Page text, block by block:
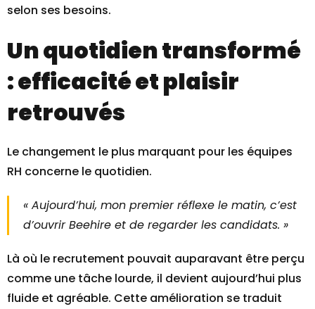
selon ses besoins.
Un quotidien transformé
: efficacité et plaisir
retrouvés
Le changement le plus marquant pour les équipes
RH concerne le quotidien.
« Aujourd’hui, mon premier réflexe le matin, c’est
d’ouvrir Beehire et de regarder les candidats. »
Là où le recrutement pouvait auparavant être perçu
comme une tâche lourde, il devient aujourd’hui plus
fluide et agréable. Cette amélioration se traduit